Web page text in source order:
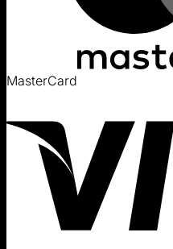
MasterCard